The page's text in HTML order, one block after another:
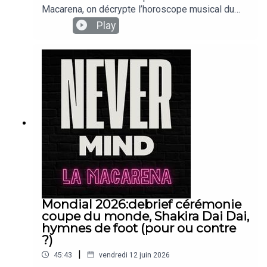
Macarena, on décrypte l’horoscope musical du
signe du Cancer et les morceaux qui pourraient lui
correspondre. Babyloir glisse au passage une
Benassi Bros. Un épisode entre astro et
digressions musicales à écouter sous les
étoiles.Mettez-nous des likes et des
commentaires !Suivez-nous sur instagram.
Play
Mondial 2026:debrief cérémonie
coupe du monde, Shakira Dai Dai,
hymnes de foot (pour ou contre
?)
45:43 | vendredi 12 juin 2026